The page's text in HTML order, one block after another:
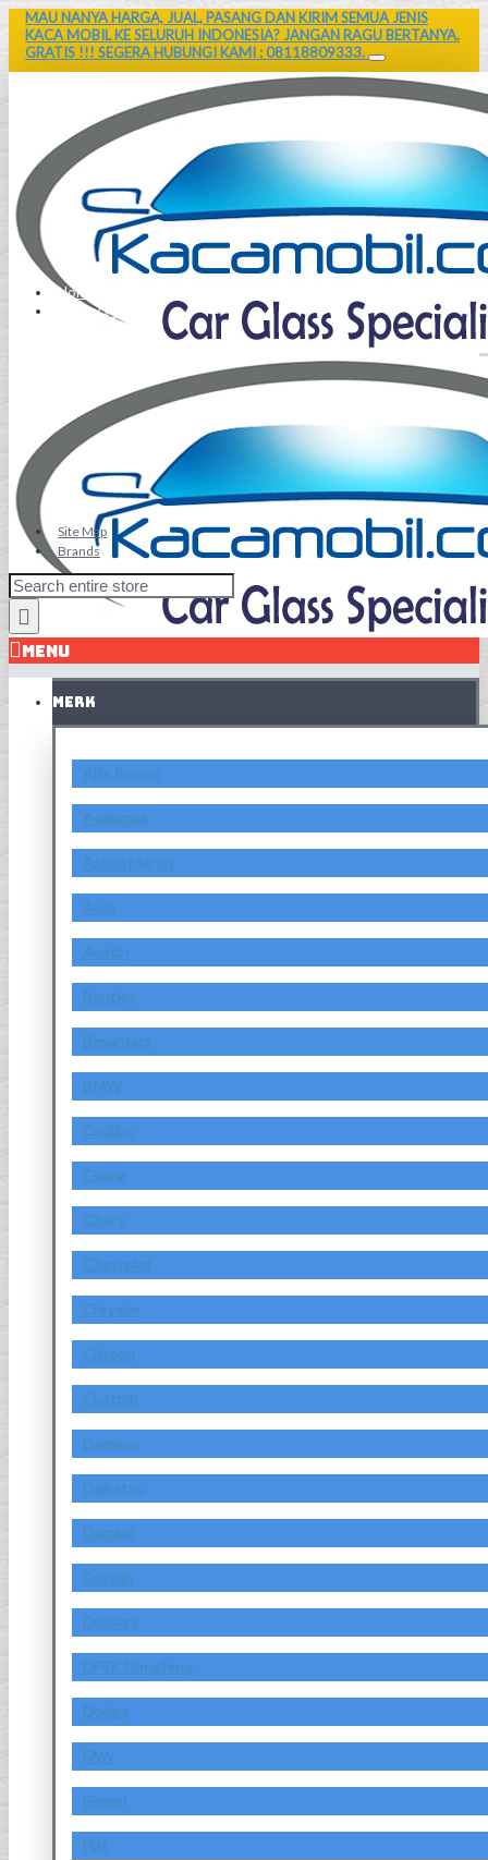
MAU NANYA HARGA, JUAL, PASANG DAN KIRIM SEMUA JENIS
KACA MOBIL KE SELURUH INDONESIA? JANGAN RAGU BERTANYA.
GRATIS !!! SEGERA HUBUNGI KAMI : 08118809333.
Home
Contact Us
Site Map
Brands
MENU
MERK
Alfa Romeo
Asahimas
Aston Martin
Audi
Austin
Bentley
Bimantara
BMW
Cadillac
Chana
Chery
Chevrolet
Chrysler
Citroen
Custom
Daewoo
Daihatsu
Daimler
Datsun
Delivery
DFSK Dongfeng
Dodge
FAW
Ferrari
Fiat